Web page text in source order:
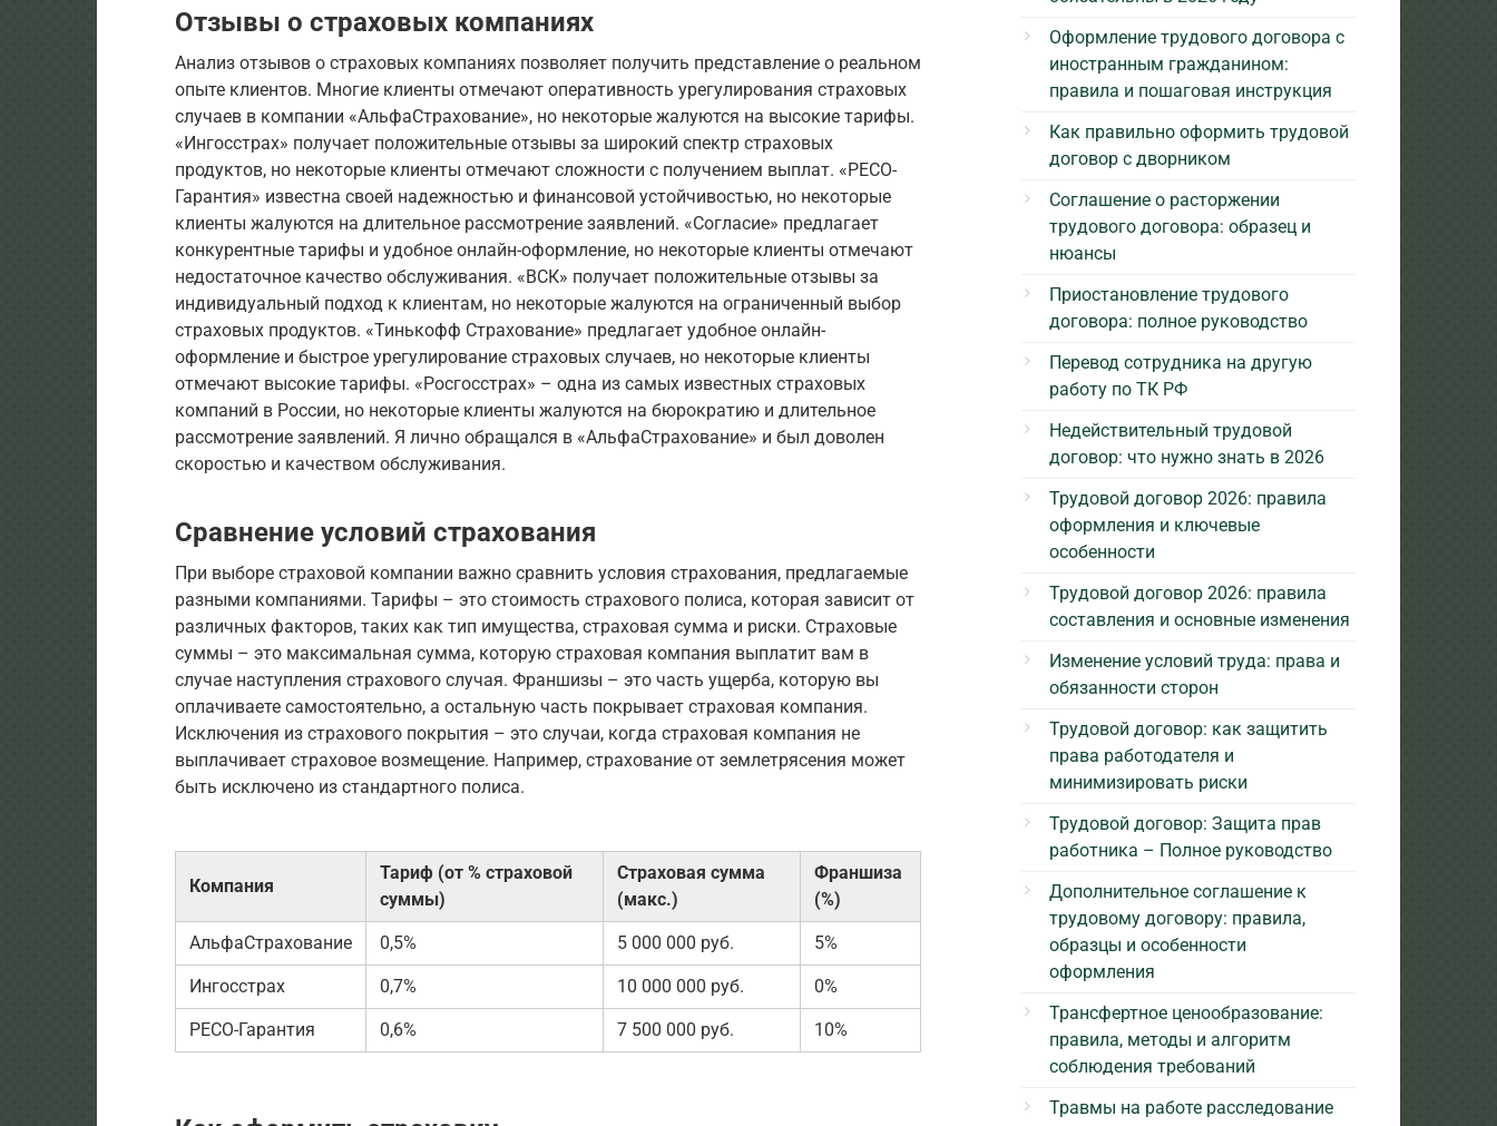
Отзывы о страховых компаниях
Анализ отзывов о страховых компаниях позволяет получить представление о реальном
опыте клиентов. Многие клиенты отмечают оперативность урегулирования страховых
случаев в компании «АльфаСтрахование», но некоторые жалуются на высокие тарифы.
«Ингосстрах» получает положительные отзывы за широкий спектр страховых
продуктов, но некоторые клиенты отмечают сложности с получением выплат. «РЕСО-
Гарантия» известна своей надежностью и финансовой устойчивостью, но некоторые
клиенты жалуются на длительное рассмотрение заявлений. «Согласие» предлагает
конкурентные тарифы и удобное онлайн-оформление, но некоторые клиенты отмечают
недостаточное качество обслуживания. «ВСК» получает положительные отзывы за
индивидуальный подход к клиентам, но некоторые жалуются на ограниченный выбор
страховых продуктов. «Тинькофф Страхование» предлагает удобное онлайн-
оформление и быстрое урегулирование страховых случаев, но некоторые клиенты
отмечают высокие тарифы. «Росгосстрах» – одна из самых известных страховых
компаний в России, но некоторые клиенты жалуются на бюрократию и длительное
рассмотрение заявлений. Я лично обращался в «АльфаСтрахование» и был доволен
скоростью и качеством обслуживания.
Сравнение условий страхования
При выборе страховой компании важно сравнить условия страхования, предлагаемые
разными компаниями. Тарифы – это стоимость страхового полиса, которая зависит от
различных факторов, таких как тип имущества, страховая сумма и риски. Страховые
суммы – это максимальная сумма, которую страховая компания выплатит вам в
случае наступления страхового случая. Франшизы – это часть ущерба, которую вы
оплачиваете самостоятельно, а остальную часть покрывает страховая компания.
Исключения из страхового покрытия – это случаи, когда страховая компания не
выплачивает страховое возмещение. Например, страхование от землетрясения может
быть исключено из стандартного полиса.
Компания
Тариф (от % страховой
суммы)
Страховая сумма
(макс.)
Франшиза
(%)
АльфаСтрахование 0,5% 5 000 000 руб. 5%
Ингосстрах 0,7% 10 000 000 руб. 0%
РЕСО-Гарантия 0,6% 7 500 000 руб. 10%
Оформление трудового договора с
иностранным гражданином:
правила и пошаговая инструкция
Как правильно оформить трудовой
договор с дворником
Соглашение о расторжении
трудового договора: образец и
нюансы
Приостановление трудового
договора: полное руководство
Перевод сотрудника на другую
работу по ТК РФ
Недействительный трудовой
договор: что нужно знать в 2026
Трудовой договор 2026: правила
оформления и ключевые
особенности
Трудовой договор 2026: правила
составления и основные изменения
Изменение условий труда: права и
обязанности сторон
Трудовой договор: как защитить
права работодателя и
минимизировать риски
Трудовой договор: Защита прав
работника – Полное руководство
Дополнительное соглашение к
трудовому договору: правила,
образцы и особенности
оформления
Трансфертное ценообразование:
правила, методы и алгоритм
соблюдения требований
Травмы на работе расследование